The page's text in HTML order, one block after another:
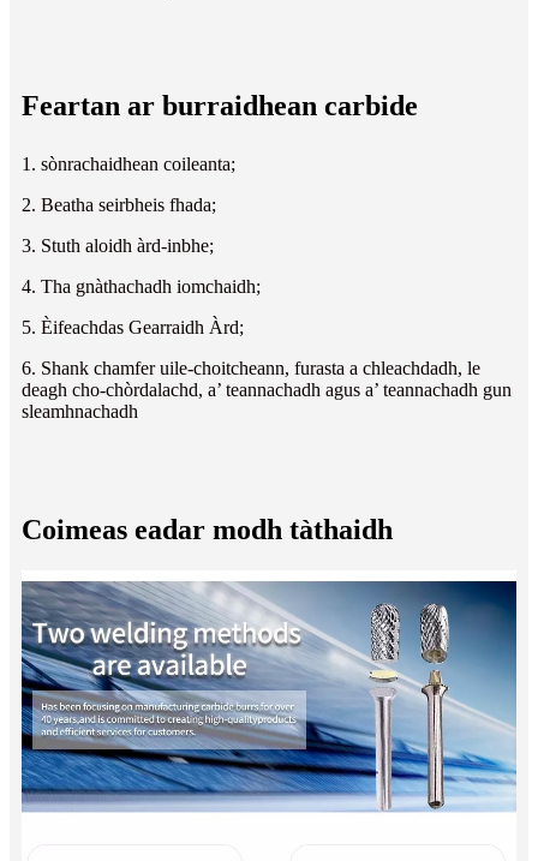
Feartan ar burraidhean carbide
1. sònrachaidhean coileanta;
2. Beatha seirbheis fhada;
3. Stuth aloidh àrd-inbhe;
4. Tha gnàthachadh iomchaidh;
5. Èifeachdas Gearraidh Àrd;
6. Shank chamfer uile-choitcheann, furasta a chleachdadh, le
deagh cho-chòrdalachd, a’ teannachadh agus a’ teannachadh gun
sleamhnachadh
Coimeas eadar modh tàthaidh